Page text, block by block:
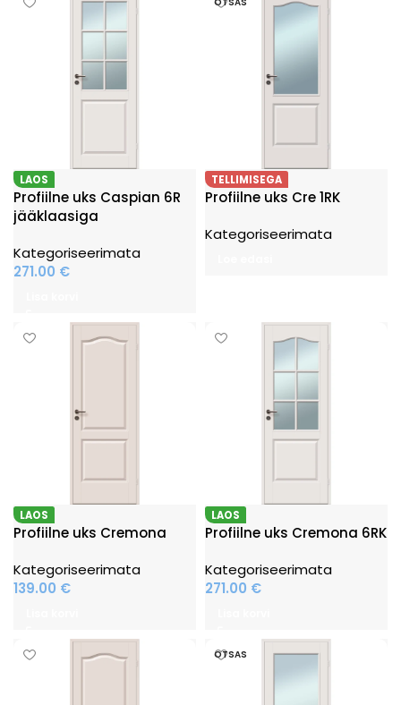
LAOS
Profiilne uks Caspian 6R
jääklaasiga
Kategoriseerimata
271.00 €
TELLIMISEGA
Profiilne uks Cre 1RK
Kategoriseerimata
LAOS
Profiilne uks Cremona
Kategoriseerimata
139.00 €
LAOS
Profiilne uks Cremona 6RK
Kategoriseerimata
271.00 €
OTSAS